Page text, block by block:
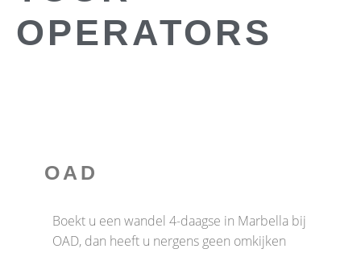
OPERATORS
OAD
Boekt u een wandel 4-daagse in Marbella bij
OAD, dan heeft u nergens geen omkijken